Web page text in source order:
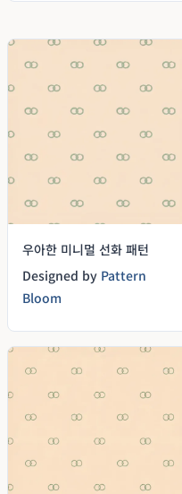
우아한 미니멀 선화 패턴
Designed by Pattern
Bloom